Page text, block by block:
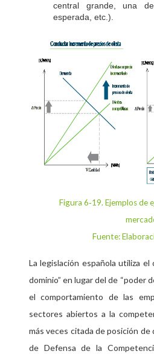
central grande, una
esperada, etc.).
Figura 6‑19. Ejemplos de
Fuente:
La legislación española utiliza
dominio” en lugar del de “poder
el comportamiento de las
sectores abiertos a la
más veces citada de posición de
de Defensa de la